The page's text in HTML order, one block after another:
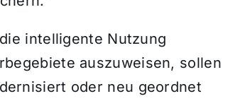
intelligente Nutzung
auszuweisen, sollen
oder neu geordnet